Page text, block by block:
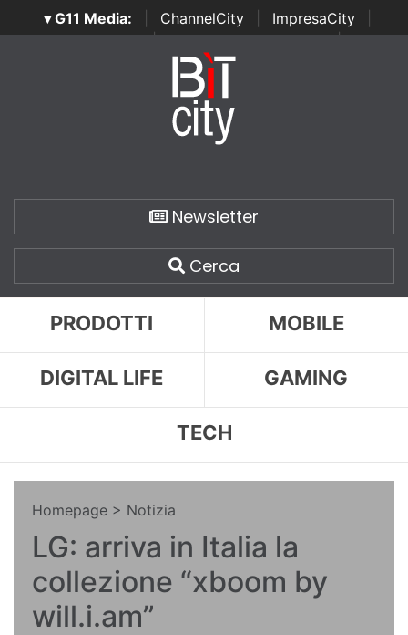
▾ G11 Media: ChannelCity ImpresaCity
SecurityOpenLab | Italian Channel Awards | Italian
Italian Security Awards
Newsletter
Cerca
PRODOTTI MOBILE
DIGITAL LIFE GAMING
TECH
Homepage > Notizia
LG: arriva in Italia la
collezione “xboom by
will.i.am”